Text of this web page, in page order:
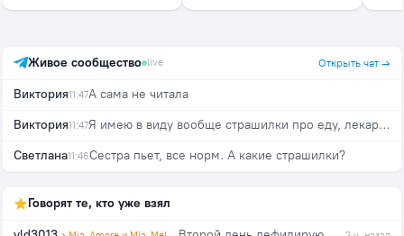
Живое сообщество live Открыть чат →
Виктория11:47А сама не читала
Виктория11:47
Я имею в виду вообще страшилки про еду, лекарства и т.д. очень же много этого
Светлана11:46Сестра пьет, все норм. А какие страшилки?
Говорят те, кто уже взял